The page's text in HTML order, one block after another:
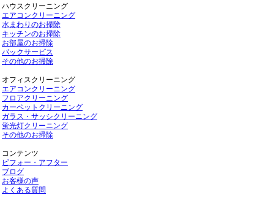
ハウスクリーニング
エアコンクリーニング
水まわりのお掃除
キッチンのお掃除
お部屋のお掃除
パックサービス
その他のお掃除
オフィスクリーニング
エアコンクリーニング
フロアクリーニング
カーペットクリーニング
ガラス・サッシクリーニング
蛍光灯クリーニング
その他のお掃除
コンテンツ
ビフォー・アフター
ブログ
お客様の声
よくある質問